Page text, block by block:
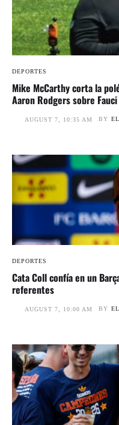
DEPORTES
Mike McCarthy corta la
Aaron Rodgers sobre Fauci
AUGUST 7, 10:35 AM BY
DEPORTES
Cata Coll confía en un
referentes
AUGUST 7, 10:00 AM BY